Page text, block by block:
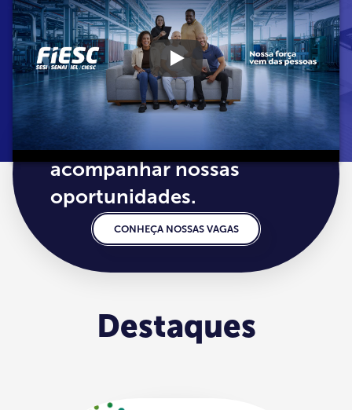
Acesse nossa página de
carreiras para conferir e
acompanhar nossas
oportunidades.
CONHEÇA NOSSAS VAGAS
Destaques